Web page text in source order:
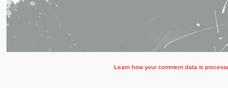
Learn how your comment data is